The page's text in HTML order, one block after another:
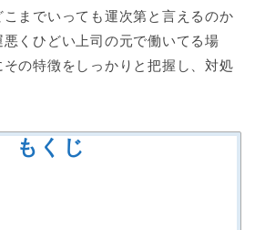
までいっても運次第と言えるのか
くひどい上司の元で働いてる場
の特徴をしっかりと把握し、対処
もくじ